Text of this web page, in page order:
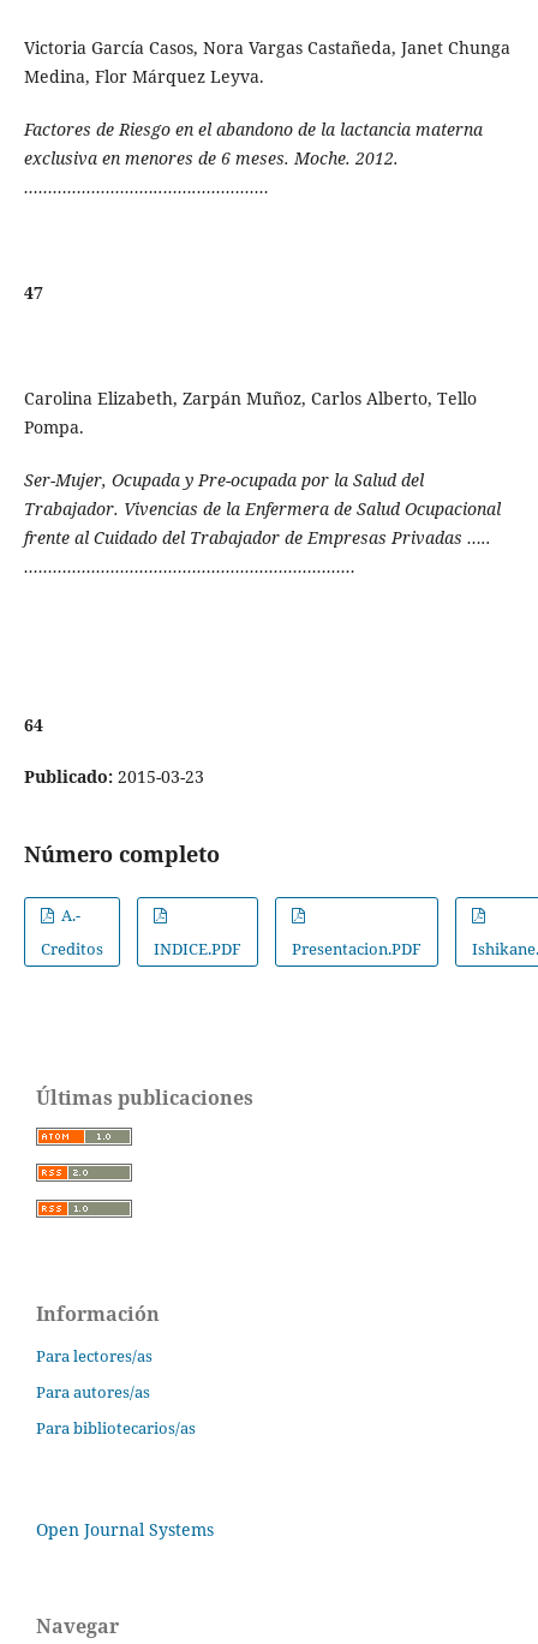
Victoria García Casos, Nora Vargas Castañeda, Janet Chunga
Medina, Flor Márquez Leyva.
Factores de Riesgo en el abandono de la lactancia materna
exclusiva en menores de 6 meses. Moche. 2012.
………………………..…….……………
47
Carolina Elizabeth, Zarpán Muñoz, Carlos Alberto, Tello
Pompa.
Ser-Mujer, Ocupada y Pre-ocupada por la Salud del
Trabajador. Vivencias de la Enfermera de Salud Ocupacional
frente al Cuidado del Trabajador de Empresas Privadas …..
……………………………………………………………
64
Publicado: 2015-03-23
Número completo
A.-
Creditos
INDICE.PDF Presentacion.PDF
Últimas publicaciones
Información
Para lectores/as
Para autores/as
Para bibliotecarios/as
Open Journal Systems
Navegar